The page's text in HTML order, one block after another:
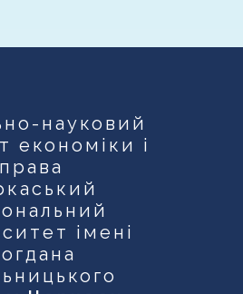
науковий
економіки і
права
імені